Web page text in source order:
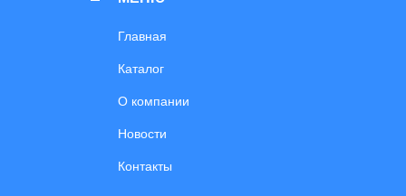
Главная
Каталог
О компании
Новости
Контакты